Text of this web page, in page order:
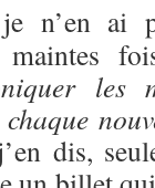
n’en ai
les
dis,